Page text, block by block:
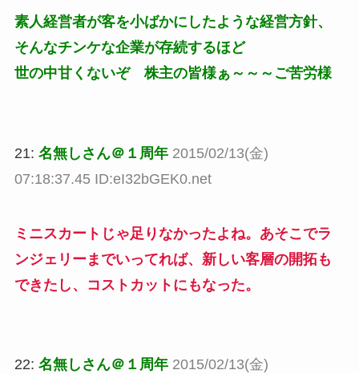
素人経営者が客を小ばかにしたような経営方針、
そんなチンケな企業が存続するほど
世の中甘くないぞ 株主の皆様ぁ～～～ご苦労様
21: 名無しさん＠１周年 2015/02/13(金)
07:18:37.45 ID:eI32bGEK0.net
ミニスカートじゃ足りなかったよね。あそこでラ
ンジェリーまでいってれば、新しい客層の開拓も
できたし、コストカットにもなった。
22: 名無しさん＠１周年 2015/02/13(金)